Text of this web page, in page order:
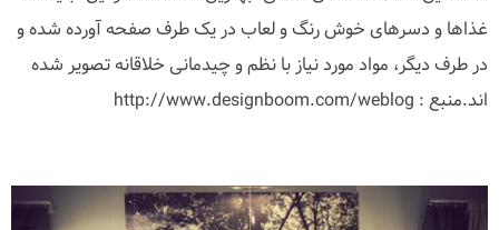
غذاها و دسرهای خوش رنگ و لعاب در یک طرف صفحه آورده شده و
در طرف دیگر، مواد مورد نیاز با نظم و چیدمانی خلاقانه تصویر شده
اند.منبع : http://www.designboom.com/weblog